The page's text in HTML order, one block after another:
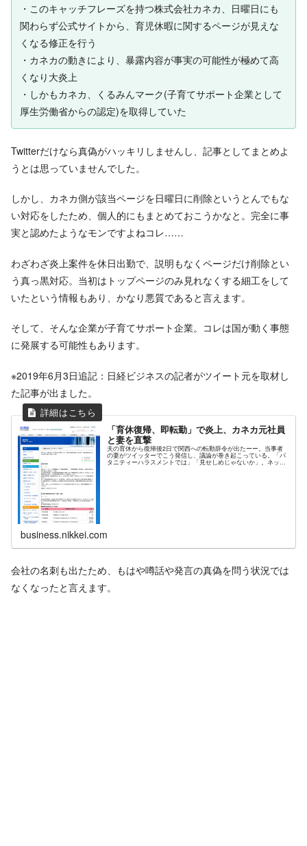
・このキャッチフレーズを持つ株式会社カネカ、日曜日にも
関わらず公式サイトから、育児休暇に関するページが見えな
くなる修正を行う
・カネカの動きにより、暴露内容が事実の可能性が極めて高
くなり大炎上
・しかもカネカ、くるみんマーク(子育てサポート企業として
厚生労働省からの認定)を取得していた
Twitterだけなら真偽がハッキリしませんし、記事としてまとめよ
うとは思っていませんでした。
しかし、カネカ側が該当ページを日曜日に削除というとんでもな
い対応をしたため、個人的にもまとめておこうかなと。完全に事
実と認めたようなモンですよねコレ……
わざわざ炎上案件を休日出勤で、説明もなくページだけ削除とい
う真っ黒対応。当初はトップページのみ見れなくする細工をして
いたという情報もあり、かなり悪質であると言えます。
そして、そんな企業が子育てサポート企業。コレは国が動く事態
に発展する可能性もあります。
※2019年6月3日追記：日経ビジネスの記者がツイート元を取材し
た記事が出ました。
「育休復帰、即転勤」で炎上、カネカ元社員
と妻を直撃
夫の育休から復帰後2日で関西への転勤辞令が出たーー。当事者
の妻がツイッターでこう発信し、議論が巻き起こっている。「パ
タニティーハラスメントでは」「見せしめじゃないか」。ネット
business.nikkei.com
会社の名刺も出たため、もはや噂話や発言の真偽を問う状況では
なくなったと言えます。